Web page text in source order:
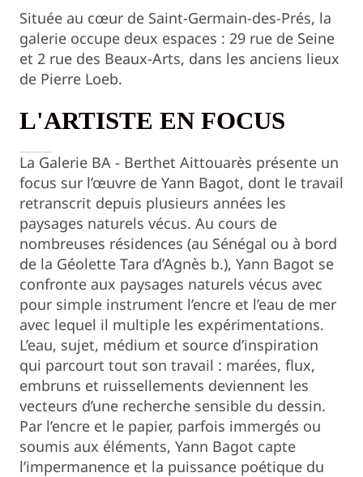
Située au cœur de Saint-Germain-des-Prés, la
galerie occupe deux espaces : 29 rue de Seine
et 2 rue des Beaux-Arts, dans les anciens lieux
de Pierre Loeb.
L'ARTISTE EN FOCUS
La Galerie BA - Berthet Aittouarès présente un
focus sur l’œuvre de Yann Bagot, dont le travail
retranscrit depuis plusieurs années les
paysages naturels vécus. Au cours de
nombreuses résidences (au Sénégal ou à bord
de la Géolette Tara d’Agnès b.), Yann Bagot se
confronte aux paysages naturels vécus avec
pour simple instrument l’encre et l’eau de mer
avec lequel il multiple les expérimentations.
L’eau, sujet, médium et source d’inspiration
qui parcourt tout son travail : marées, flux,
embruns et ruissellements deviennent les
vecteurs d’une recherche sensible du dessin.
Par l’encre et le papier, parfois immergés ou
soumis aux éléments, Yann Bagot capte
l’impermanence et la puissance poétique du